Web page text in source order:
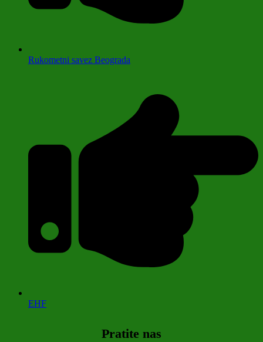
Rukometni savez Beograda
EHF
Pratite nas